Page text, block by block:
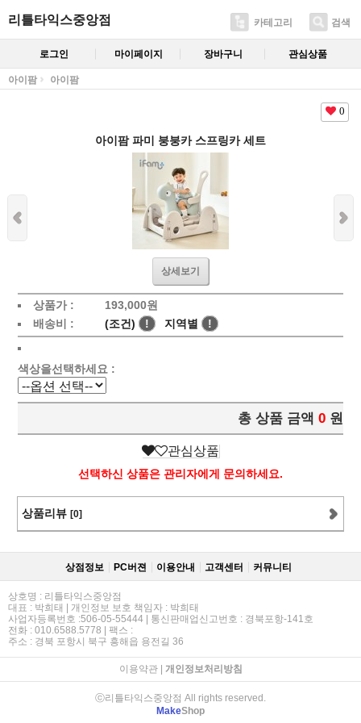
리틀타익스중앙점 카테고리 검색
로그인 마이페이지 장바구니 관심상품
아이팜 아이팜
0
아이팜 파미 붕붕카 스프링카 세트
상세보기
상품가 : 193,000원
배송비 :
(조건) ! 지역별 !
색상을선택하세요 :
총 상품 금액 0 원
관심상품
선택하신 상품은 관리자에게 문의하세요.
상품리뷰 [0]
상점정보 PC버젼 이용안내 고객센터 커뮤니티
상호명 : 리틀타익스중앙점
대표 : 박희태 | 개인정보 보호 책임자 : 박희태
사업자등록번호 :506-05-55444 | 통신판매업신고번호 : 경북포항-141호
전화 : 010.6588.5778 | 팩스 :
주소 : 경북 포항시 북구 흥해읍 용전길 36
이용약관| 개인정보처리방침
ⓒ리틀타익스중앙점 All rights reserved.
MakeShop